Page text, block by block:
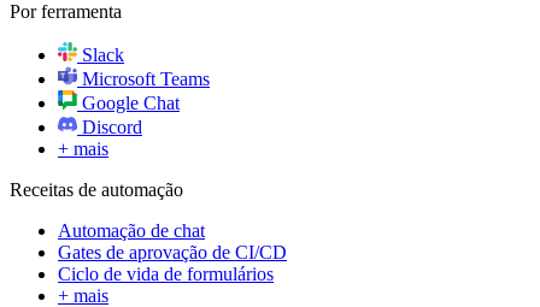
Por ferramenta
Slack
Microsoft Teams
Google Chat
Discord
+ mais
Receitas de automação
Automação de chat
Gates de aprovação de CI/CD
Ciclo de vida de formulários
+ mais